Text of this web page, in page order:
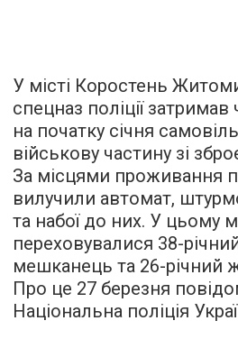
У місті Коростень
спецназ поліції затримав
на початку січня
військову частину зі
За місцями проживання
вилучили автомат,
та набої до них. У цьому
переховувалися 38-
мешканець та 26-річний
Про це 27 березня
Національна поліція